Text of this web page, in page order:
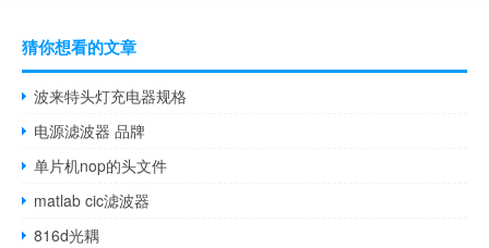
猜你想看的文章
波来特头灯充电器规格
电源滤波器 品牌
单片机nop的头文件
matlab cic滤波器
816d光耦